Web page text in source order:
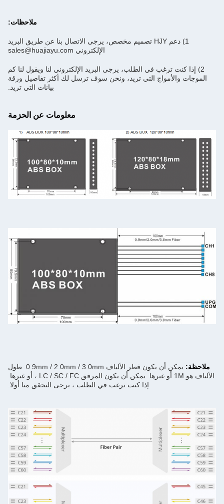
ملاحظات:
1) دعم HJY تصميم مخصص، يرجى الاتصال بنا عن طريق البريد
الإلكتروني sales@huajiayu.com
2) إذا كنت ترغب في الطلب، يرجى البريد الإلكتروني لنا ويقول لنا كم
الموجات والأمواج التي تريد، ونحن سوف ترسل لك أكثر تفاصيل ورقة
بيانات التي تريد.
معلومات عن الحزمة
ملاحظة:
يمكن أن يكون قطر الألياف 0.9mm / 2.0mm / 3.0mm. طول
الألياف هو 1M أو غيرها. يمكن أن يكون المرفق LC / SC / FC ، أو غيرها.
إذا كنت ترغب في الطلب ، يرجى التحقق منا أولا.